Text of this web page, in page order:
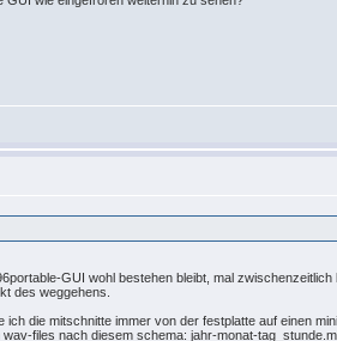
GUI wohl bestehen bleibt, mal
des weggehens.
die mitschnitte immer von der festplatte auf einen
files nach diesem schema: jahr-monat-